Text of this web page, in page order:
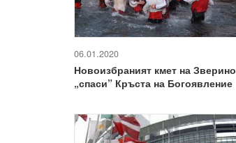
06.01.2020
Новоизбраният кмет на Зверино
„спаси” Кръста на Богоявление